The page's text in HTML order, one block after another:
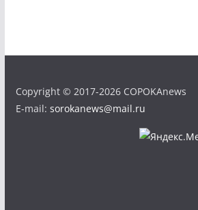
Copyright © 2017-2026 COPOKAnews
E-mail: sorokanews@mail.ru